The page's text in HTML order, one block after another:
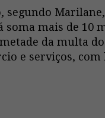
soma mais de 10
da multa
e serviços,